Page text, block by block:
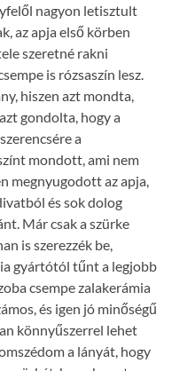
nagyon letisztult
az apja első körben
szeretné rakni
is rózsaszín lesz.
hiszen azt mondta,
gondolta, hogy a
a
mondott, ami nem
megnyugodott az apja,
és sok dolog
Már csak a szürke
is szerezzék be,
gyártótól tűnt a legjobb
csempe zalakerámia
és igen jó minőségű
könnyűszerrel lehet
a lányát, hogy